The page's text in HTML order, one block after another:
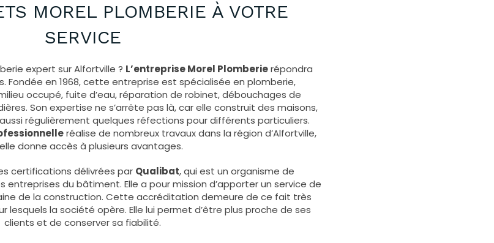
MOREL PLOMBERIE À VOTRE
SERVICE
expert sur Alfortville ? L’entreprise Morel Plomberierépondra
en 1968, cette entreprise est spécialisée en plomberie,
occupé, fuite d’eau, réparation de robinet, débouchages de
Son expertise ne s’arrête pas là, car elle construit des maisons,
régulièrement quelques réfections pour différents particuliers.
réalise de nombreux travaux dans la région d’Alfortville,
donne accès à plusieurs avantages.
certifications délivrées par Qualibat, qui est un organisme de
du bâtiment. Elle a pour mission d’apporter un service de
de la construction. Cette accréditation demeure de ce fait très
lesquels la société opère. Elle lui permet d’être plus proche de ses
clients et de conserver sa fiabilité.